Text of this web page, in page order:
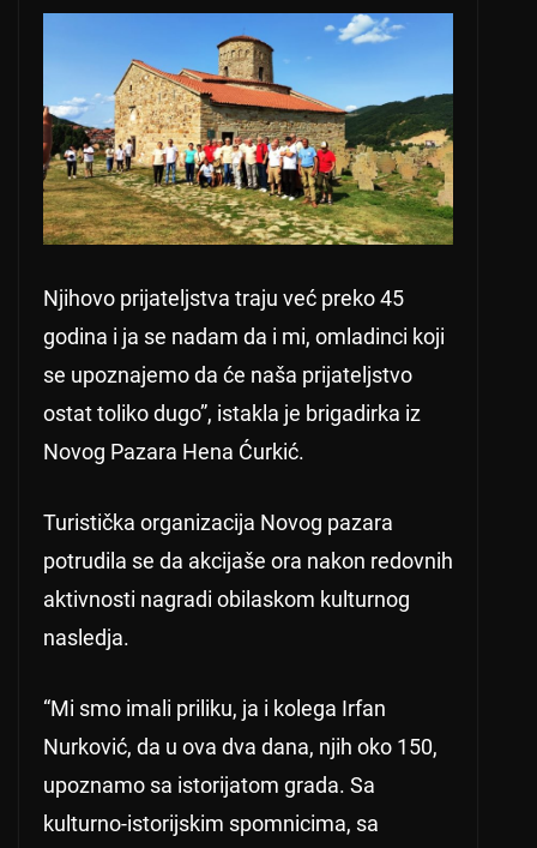
Njihovo prijateljstva traju već preko 45
godina i ja se nadam da i mi, omladinci koji
se upoznajemo da će naša prijateljstvo
ostat toliko dugo”, istakla je brigadirka iz
Novog Pazara Hena Ćurkić.
Turistička organizacija Novog pazara
potrudila se da akcijaše ora nakon redovnih
aktivnosti nagradi obilaskom kulturnog
nasledja.
“Mi smo imali priliku, ja i kolega Irfan
Nurković, da u ova dva dana, njih oko 150,
upoznamo sa istorijatom grada. Sa
kulturno-istorijskim spomnicima, sa